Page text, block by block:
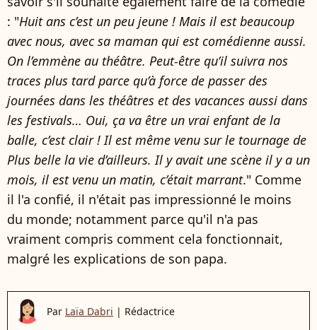
: "Huit ans c’est un peu jeune ! Mais il est beaucoup
avec nous, avec sa maman qui est comédienne aussi.
On l’emmène au théâtre. Peut-être qu’il suivra nos
traces plus tard parce qu’à force de passer des
journées dans les théâtres et des vacances aussi dans
les festivals… Oui, ça va être un vrai enfant de la
balle, c’est clair ! Il est même venu sur le tournage de
Plus belle la vie d’ailleurs. Il y avait une scène il y a un
mois, il est venu un matin, c’était marrant." Comme
il l'a confié, il n'était pas impressionné le moins
du monde; notamment parce qu'il n'a pas
vraiment compris comment cela fonctionnait,
malgré les explications de son papa.
Par Laïa Dabri | Rédactrice